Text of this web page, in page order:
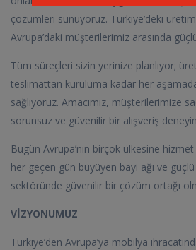
çözümleri sunuyoruz. Türkiye’deki
Avrupa’daki müşterilerimiz arasında
Tüm süreçleri sizin yerinize planlıyor;
teslimattan kuruluma kadar her
sağlıyoruz. Amacımız, müşterilerimize
sorunsuz ve güvenilir bir alışveriş
Bugün Avrupa’nın birçok ülkesine
her geçen gün büyüyen bayi ağı ve
sektöründe güvenilir bir çözüm ortağı
VİZYONUMUZ
Türkiye’den Avrupa’ya mobilya